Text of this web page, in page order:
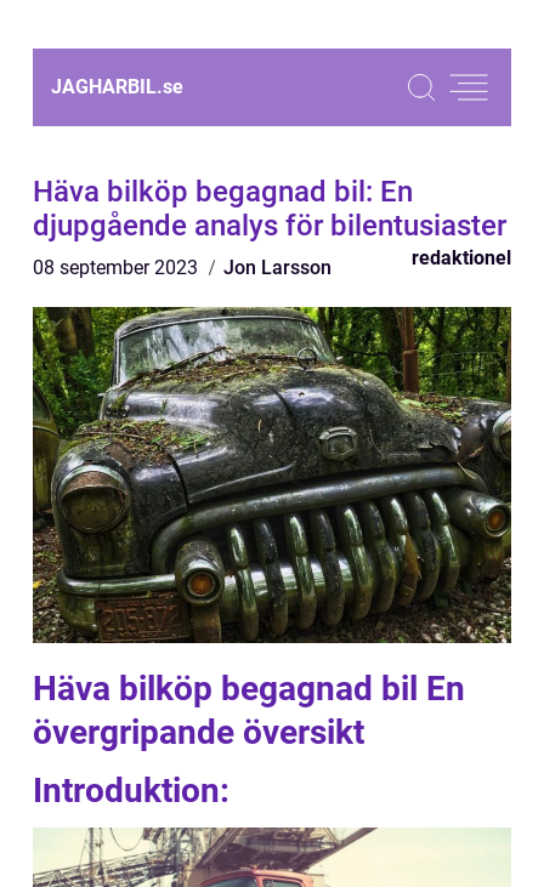
JAGHARBIL.se
Häva bilköp begagnad bil: En
djupgående analys för bilentusiaster
08 september 2023 Jon Larsson redaktionel
Häva bilköp begagnad bil En
övergripande översikt
Introduktion: